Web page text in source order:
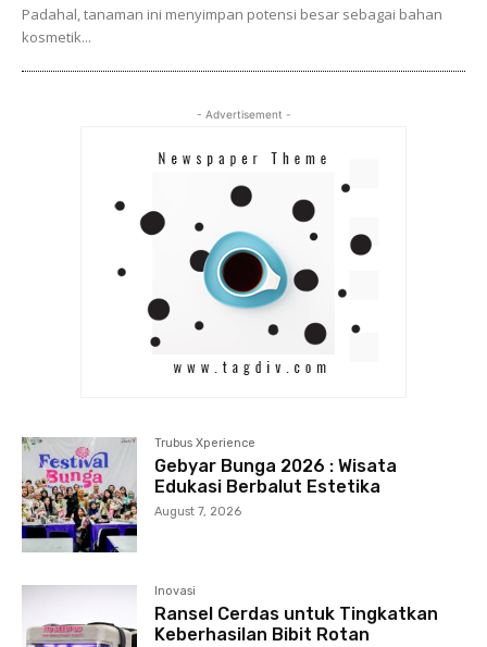
Padahal, tanaman ini menyimpan potensi besar sebagai bahan
kosmetik...
- Advertisement -
Trubus Xperience
Gebyar Bunga 2026 : Wisata
Edukasi Berbalut Estetika
August 7, 2026
Inovasi
Ransel Cerdas untuk Tingkatkan
Keberhasilan Bibit Rotan